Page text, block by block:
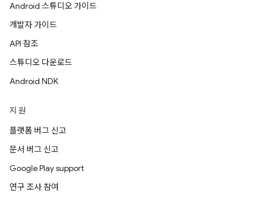
Android 스튜디오 가이드
개발자 가이드
API 참조
스튜디오 다운로드
Android NDK
지원
플랫폼 버그 신고
문서 버그 신고
Google Play support
연구 조사 참여